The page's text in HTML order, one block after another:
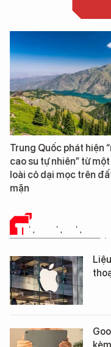
Trung Quốc phát hiện
cao su tự nhiên” từ một
loài cỏ dại mọc trên
mặn
TIN CÔNG NGHỆ